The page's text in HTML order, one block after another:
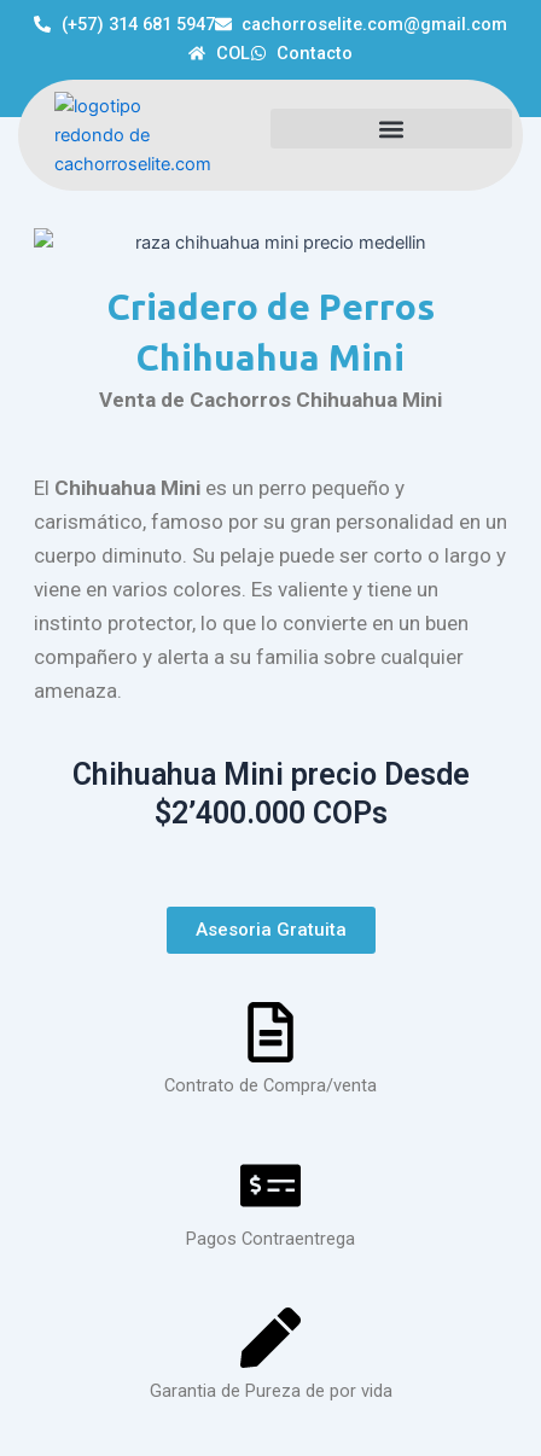
(+57) 314 681 5947
cachorroselite.com@gmail.com
COL
Contacto
Criadero de Perros
Chihuahua Mini
Venta de Cachorros Chihuahua Mini
El Chihuahua Minies un perro pequeño y
carismático, famoso por su gran personalidad en un
cuerpo diminuto. Su pelaje puede ser corto o largo y
viene en varios colores. Es valiente y tiene un
instinto protector, lo que lo convierte en un buen
compañero y alerta a su familia sobre cualquier
amenaza.
Chihuahua Mini precio Desde
$2’400.000 COPs
Asesoria Gratuita
Contrato de Compra/venta
Pagos Contraentrega
Garantia de Pureza de por vida